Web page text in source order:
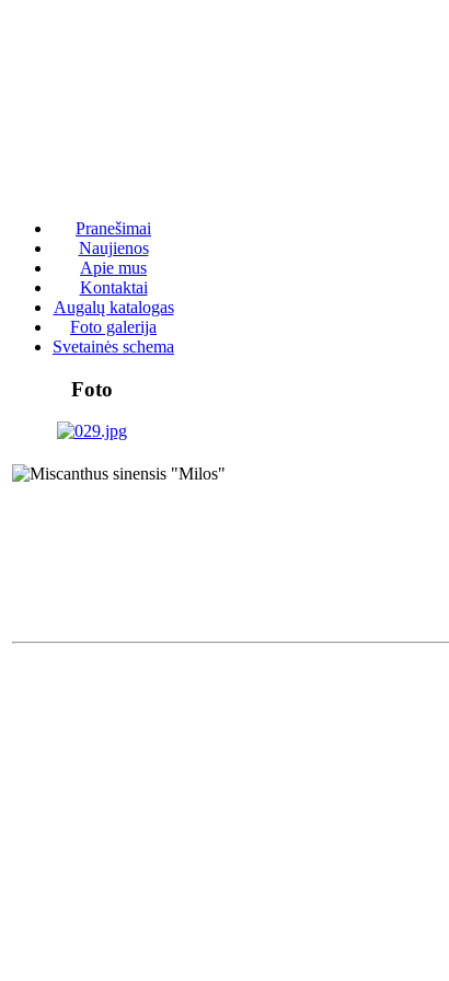
Pranešimai
Naujienos
Apie mus
Kontaktai
Augalų katalogas
Foto galerija
Svetainės schema
Foto